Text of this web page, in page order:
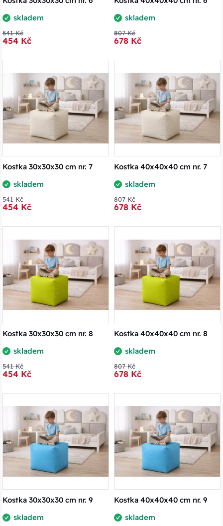
skladem
541 Kč
454 Kč
skladem
807 Kč
678 Kč
Kostka 30x30x30 cm nr. 7
skladem
541 Kč
454 Kč
Kostka 40x40x40 cm nr. 7
skladem
807 Kč
678 Kč
Kostka 30x30x30 cm nr. 8
skladem
541 Kč
454 Kč
Kostka 40x40x40 cm nr. 8
skladem
807 Kč
678 Kč
Kostka 30x30x30 cm nr. 9
skladem
Kostka 40x40x40 cm nr. 9
skladem